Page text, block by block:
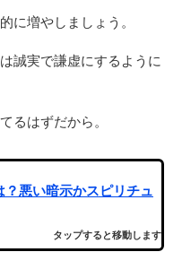
に増やしましょう。
誠実で謙虚にするように
るはずだから。
？悪い暗示かスピリチュ
タップすると移動します